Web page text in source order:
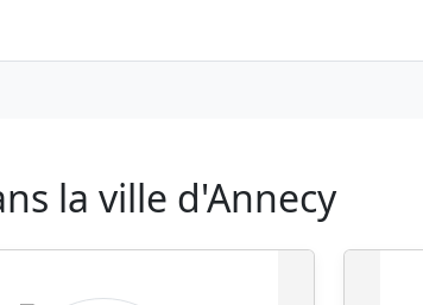
la ville d'Annecy